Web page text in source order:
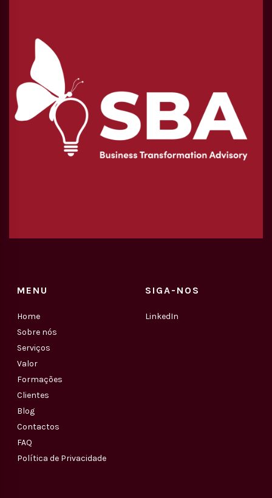
MENU
Home
Sobre nós
Serviços
Valor
Formações
Clientes
Blog
Contactos
FAQ
Política de Privacidade
SIGA-NOS
LinkedIn